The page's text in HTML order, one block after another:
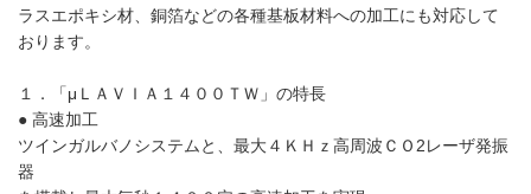
ラスエポキシ材、銅箔などの各種基板材料への加工にも対応して
おります。
１．「μＬＡＶＩＡ１４００ＴＷ」の特長
● 高速加工
ツインガルバノシステムと、最大４ＫＨｚ高周波ＣＯ2レーザ発振
器